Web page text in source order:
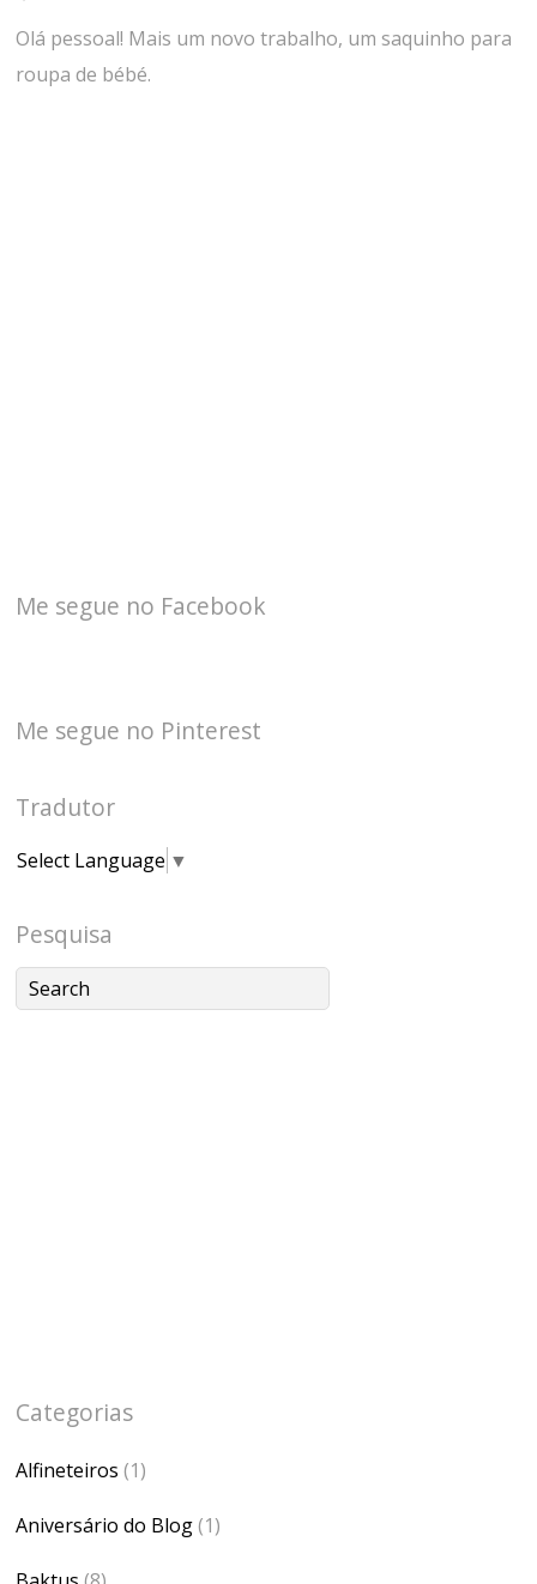
Olá pessoal! Mais um novo trabalho, um saquinho para
roupa de bébé.
Me segue no Facebook
Me segue no Pinterest
Tradutor
Select Language ▼
Pesquisa
Categorias
Alfineteiros (1)
Aniversário do Blog(1)